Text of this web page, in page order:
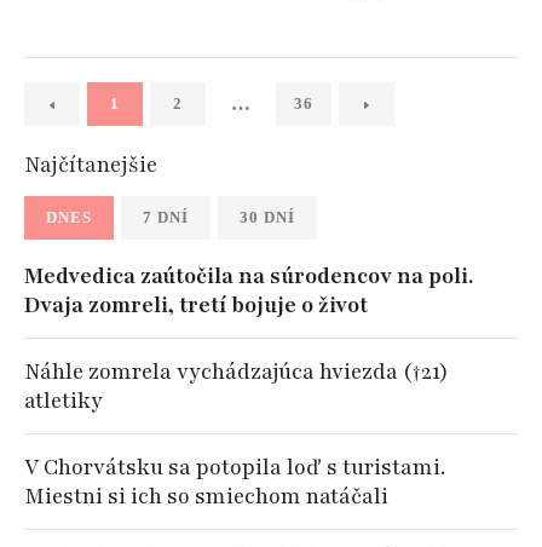
1 2 … 36
Najčítanejšie
DNES 7 DNÍ 30 DNÍ
Medvedica zaútočila na súrodencov na poli.
Dvaja zomreli, tretí bojuje o život
Náhle zomrela vychádzajúca hviezda (†21)
atletiky
V Chorvátsku sa potopila loď s turistami.
Miestni si ich so smiechom natáčali